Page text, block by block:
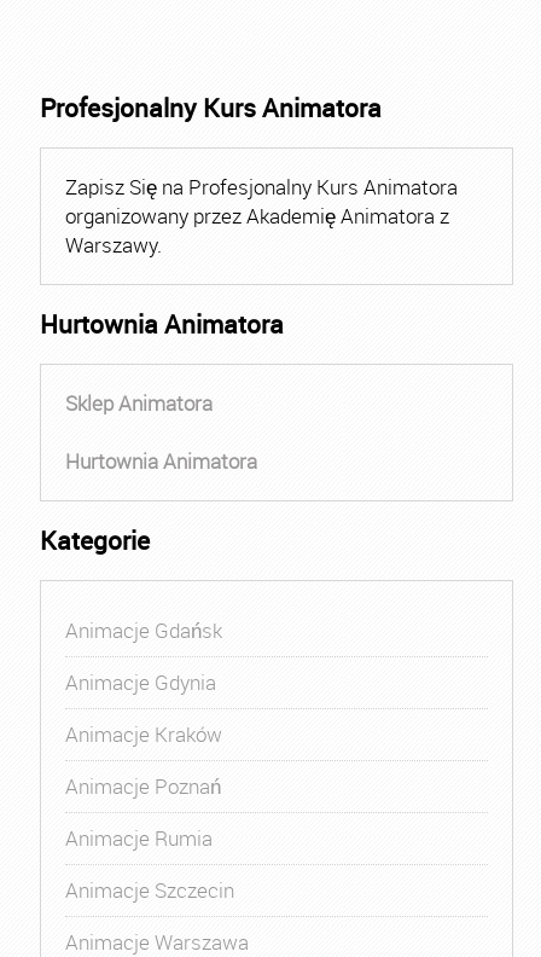
Profesjonalny Kurs Animatora
Zapisz Się na Profesjonalny Kurs Animatora
organizowany przez Akademię Animatora z
Warszawy.
Hurtownia Animatora
Sklep Animatora
Hurtownia Animatora
Kategorie
Animacje Gdańsk
Animacje Gdynia
Animacje Kraków
Animacje Poznań
Animacje Rumia
Animacje Szczecin
Animacje Warszawa